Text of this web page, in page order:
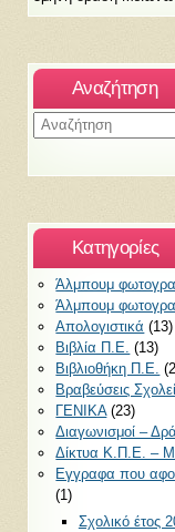
Αναζήτηση
Kατηγορίες
Άλμπουμ
Άλμπουμ
Απολογιστικά (13)
Βιβλία Π.Ε. (13)
Βιβλιοθήκη Π.Ε.
Βραβεύσεις
ΓΕΝΙΚΑ(23)
Διαγωνισμοί –
Δίκτυα Κ.Π.Ε. –
Εγγραφα που
(1)
Σχολικό έτος